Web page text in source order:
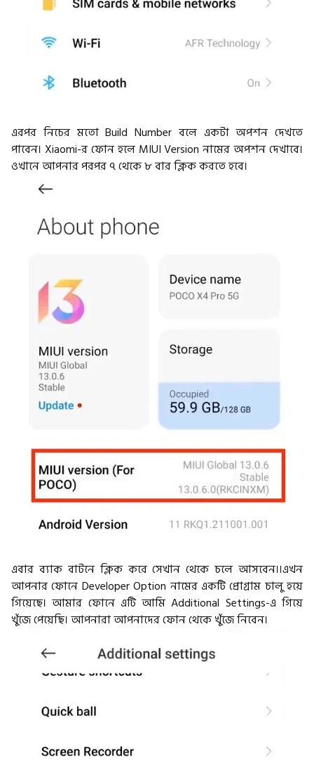
এরপর নিচের মতো Build Number বলে একটা অপশন দেখতে
পাবেন। Xiaomi-র ফোন হলে MIUI Version নামের অপশন দেখাবে।
ওখানে আপনার পরপর ৭ থেকে ৮ বার ক্লিক করতে হবে।
এবার ব্যাক বাটনে ক্লিক করে সেখান থেকে চলে আসবেন।।এখন
আপনার ফোনে Developer Option নামের একটি প্রোগ্রাম চালু হয়ে
গিয়েছে। আমার ফোনে এটি আমি Additional Settings-এ গিয়ে
খুঁজে পেয়েছি। আপনারা আপনাদের ফোন থেকে খুঁজে নিবেন।